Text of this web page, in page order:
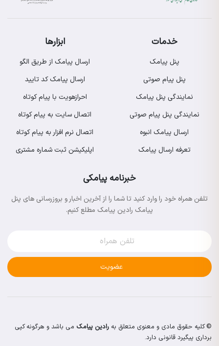
خدمات
پنل پیامک
پنل پیام صوتی
نمایندگی پنل پیامک
نمایندگی پنل پیام صوتی
ارسال پیامک انبوه
تعرفه ارسال پیامک
ابزارها
ارسال پیامک از طریق الگو
ارسال پیامک کد تایید
احرازهویت با پیام کوتاه
اتصال سایت به پیام کوتاه
اتصال نرم افزار به پیام کوتاه
اپلیکیشن ثبت شماره مشتری
خبرنامه پیامکی
تلفن همراه خود را وارد کنید تا شما را از آخرین اخبار و بروزرسانی های پنل
پیامک رادین پیامک مطلع کنیم.
عضویت
© کلیه حقوق مادی و معنوی متعلق به رادین پیامک می باشد و هرگونه کپی
برداری پیگیرد قانونی دارد.